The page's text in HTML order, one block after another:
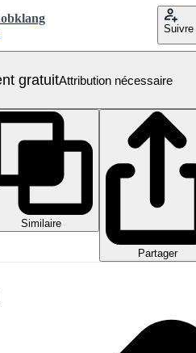
Suivre
gratuitAttribution nécessaire
Similaire
Partager